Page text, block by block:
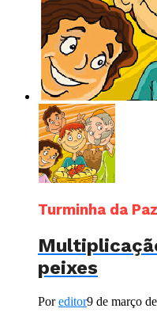
Turminha da Paz
peixes
Poreditor9 de março